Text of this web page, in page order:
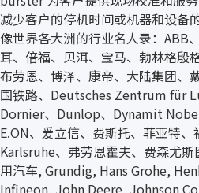
减少客户的停机时间或机器和设备
像世界各大洲的行业名人录：ABB
耳、倍福、贝洱、宝马、勃林格殷
布劳恩、博泽、康帝、大陆集团、
国铁路、Deutsches Zentrum für
Dornier、Dunlop、Dynamit
E.ON、爱立信、费斯托、菲亚特
Karlsruhe、弗劳恩霍夫、费森尤
用汽车, Grundig, Hans Grohe,
Infineon, John Deere, Johnson